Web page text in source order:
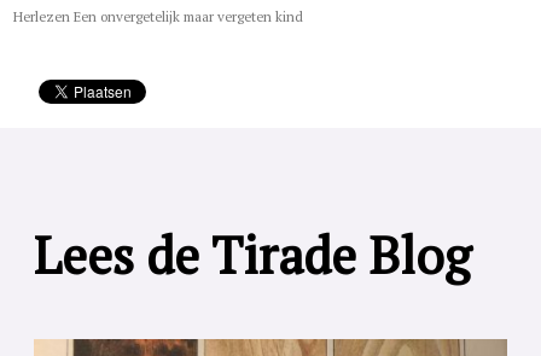
Herlezen Een onvergetelijk maar vergeten kind
Lees de Tirade Blog